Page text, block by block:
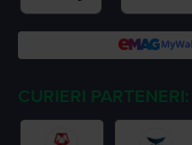
CURIERI PARTENERI: